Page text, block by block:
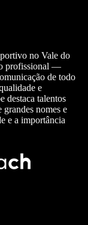
no Vale do
profissional —
de todo
e
destaca talentos
grandes nomes e
e a importância